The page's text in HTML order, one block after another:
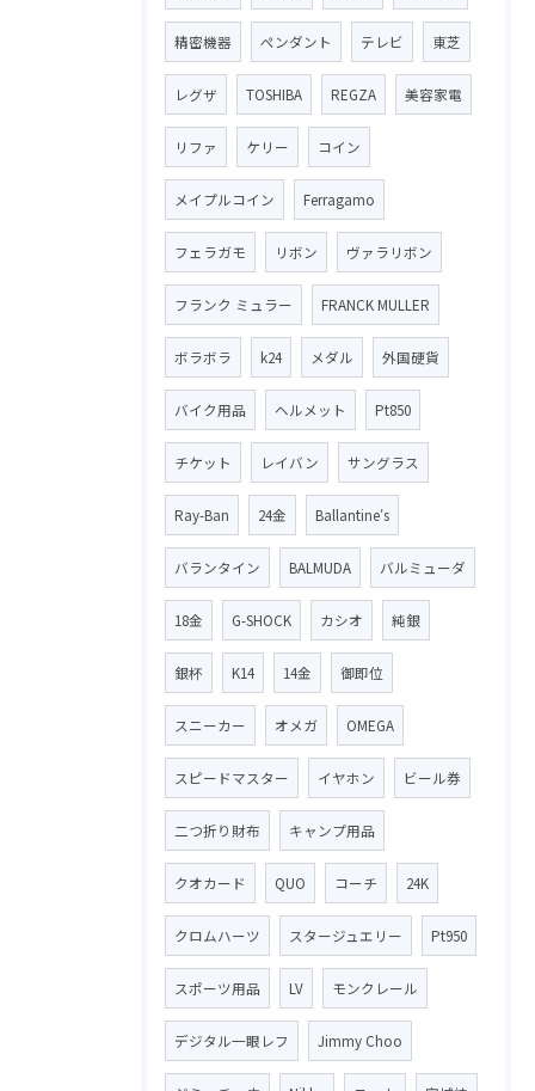
精密機器 ペンダント テレビ 東芝
レグザ TOSHIBA REGZA 美容家電
リファ ケリー コイン
メイプルコイン Ferragamo
フェラガモ リボン ヴァラリボン
フランク ミュラー FRANCK MULLER
ボラボラ k24 メダル 外国硬貨
バイク用品 ヘルメット Pt850
チケット レイバン サングラス
Ray-Ban 24金 Ballantine′s
バランタイン BALMUDA バルミューダ
18金 G-SHOCK カシオ 純銀
銀杯 K14 14金 御即位
スニーカー オメガ OMEGA
スピードマスター イヤホン ビール券
二つ折り財布 キャンプ用品
クオカード QUO コーチ 24K
クロムハーツ スタージュエリー Pt950
スポーツ用品 LV モンクレール
デジタル一眼レフ Jimmy Choo